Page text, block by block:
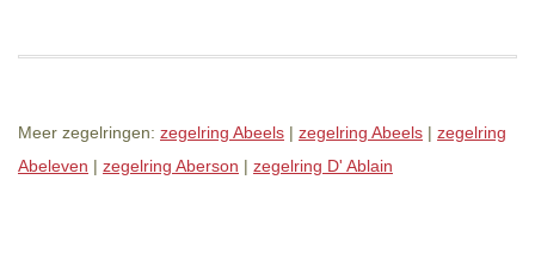
Meer zegelringen: zegelring Abeels | zegelring Abeels | zegelring
Abeleven | zegelring Aberson | zegelring D' Ablain